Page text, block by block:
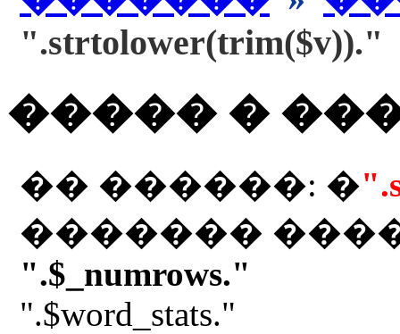
".strtolower(trim($v))."
����� �
�� ������: �
�������
".$_numrows."
".$word_stats."